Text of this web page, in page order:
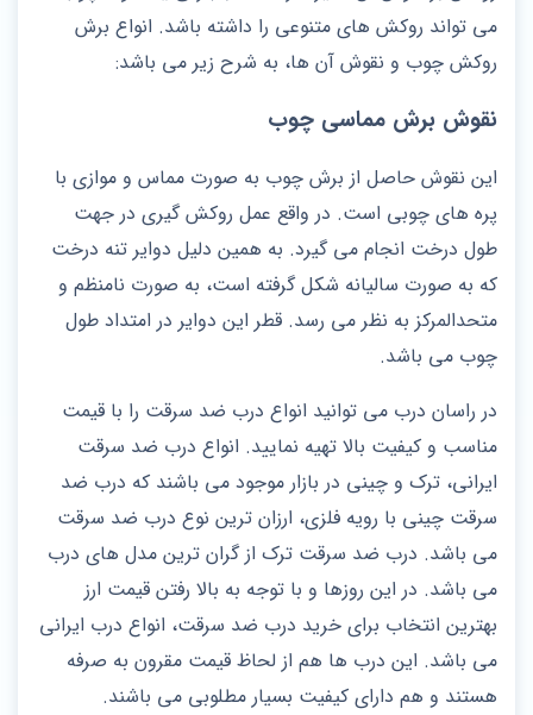
می تواند روکش های متنوعی را داشته باشد. انواع برش
روکش چوب و نقوش آن ها، به شرح زیر می باشد:
نقوش برش مماسی چوب
این نقوش حاصل از برش چوب به صورت مماس و موازی با
پره های چوبی است. در واقع عمل روکش گیری در جهت
طول درخت انجام می گیرد. به همین دلیل دوایر تنه درخت
که به صورت سالیانه شکل گرفته است، به صورت نامنظم و
متحدالمرکز به نظر می رسد. قطر این دوایر در امتداد طول
چوب می باشد.
در راسان درب می توانید انواع درب ضد سرقت را با قیمت
مناسب و کیفیت بالا تهیه نمایید. انواع درب ضد سرقت
ایرانی، ترک و چینی در بازار موجود می باشند که درب ضد
سرقت چینی با رویه فلزی، ارزان ترین نوع درب ضد سرقت
می باشد. درب ضد سرقت ترک از گران ترین مدل های درب
می باشد. در این روزها و با توجه به بالا رفتن قیمت ارز
بهترین انتخاب برای خرید درب ضد سرقت، انواع درب ایرانی
می باشد. این درب ها هم از لحاظ قیمت مقرون به صرفه
هستند و هم دارای کیفیت بسیار مطلوبی می باشند.